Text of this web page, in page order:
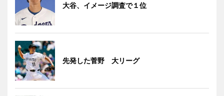
大谷、イメージ調査で１位
先発した菅野 大リーグ